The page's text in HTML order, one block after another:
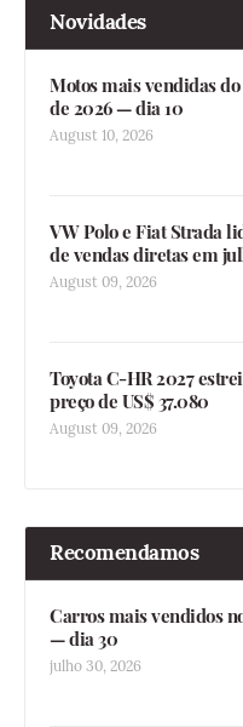
Novidades
Motos mais vendidas
de 2026 — dia 10
August 10, 2026
VW Polo e Fiat Strada
de vendas diretas em
August 09, 2026
Toyota C-HR 2027
preço de US$ 37.080
August 09, 2026
Recomendamos
Carros mais vendidos
— dia 30
julho 30, 2026